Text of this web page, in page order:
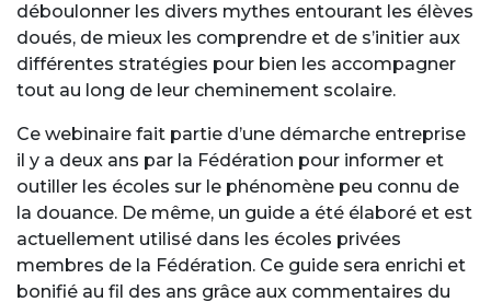
déboulonner les divers mythes entourant les élèves
doués, de mieux les comprendre et de s’initier aux
différentes stratégies pour bien les accompagner
tout au long de leur cheminement scolaire.
Ce webinaire fait partie d’une démarche entreprise
il y a deux ans par la Fédération pour informer et
outiller les écoles sur le phénomène peu connu de
la douance. De même, un guide a été élaboré et est
actuellement utilisé dans les écoles privées
membres de la Fédération. Ce guide sera enrichi et
bonifié au fil des ans grâce aux commentaires du